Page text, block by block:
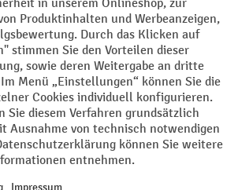
Datenschutz
Privacy Settings
Mehrwertsteuer zzgl.Versandkostenund ggf.
wenn nicht anders angegeben.
der Vorrat reicht. Der Rabatt gilt nicht auf